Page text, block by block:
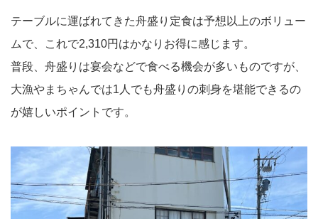
テーブルに運ばれてきた舟盛り定食は予想以上のボリュー
ムで、これで2,310円はかなりお得に感じます。
普段、舟盛りは宴会などで食べる機会が多いものですが、
大漁やまちゃんでは1人でも舟盛りの刺身を堪能できるの
が嬉しいポイントです。